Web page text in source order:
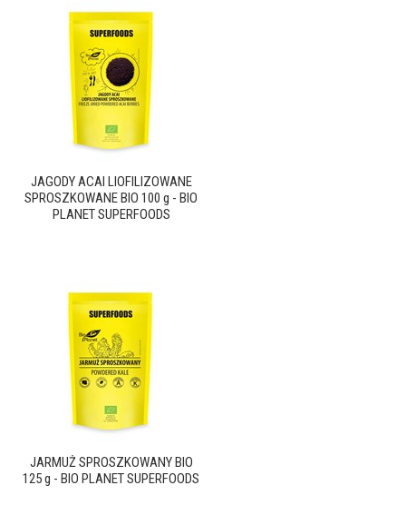
JAGODY ACAI LIOFILIZOWANE
SPROSZKOWANE BIO 100 g - BIO
PLANET SUPERFOODS
JARMUŻ SPROSZKOWANY BIO
125 g - BIO PLANET SUPERFOODS